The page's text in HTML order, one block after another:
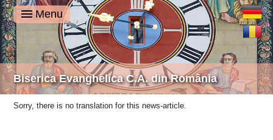
Biserica Evanghelica C.A. din România
Sorry, there is no translation for this news-article.
Deutsch
Română
Menu